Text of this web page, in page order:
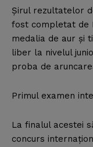
Şirul rezultatelor
fost completat de
medalia de aur şi
liber la nivelul
proba de
Primul examen
La finalul acestei
concurs